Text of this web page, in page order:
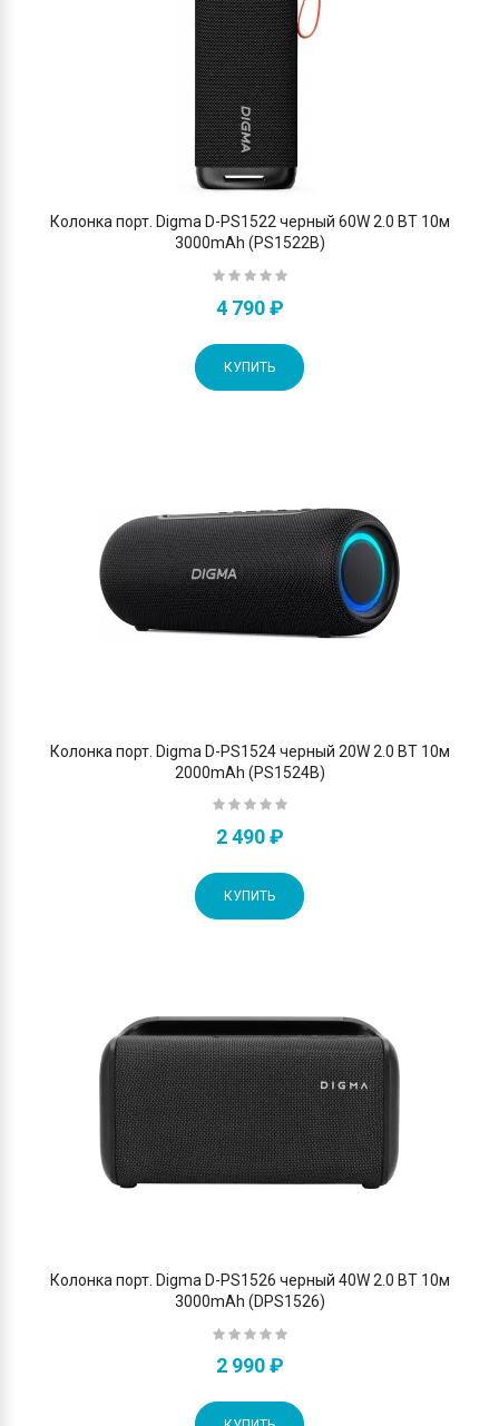
Колонка порт. Digma D-PS1522 черный 60W 2.0 BT 10м
3000mAh (PS1522B)
4 790 ₽
КУПИТЬ
Колонка порт. Digma D-PS1524 черный 20W 2.0 BT 10м
2000mAh (PS1524B)
2 490 ₽
КУПИТЬ
Колонка порт. Digma D-PS1526 черный 40W 2.0 BT 10м
3000mAh (DPS1526)
2 990 ₽